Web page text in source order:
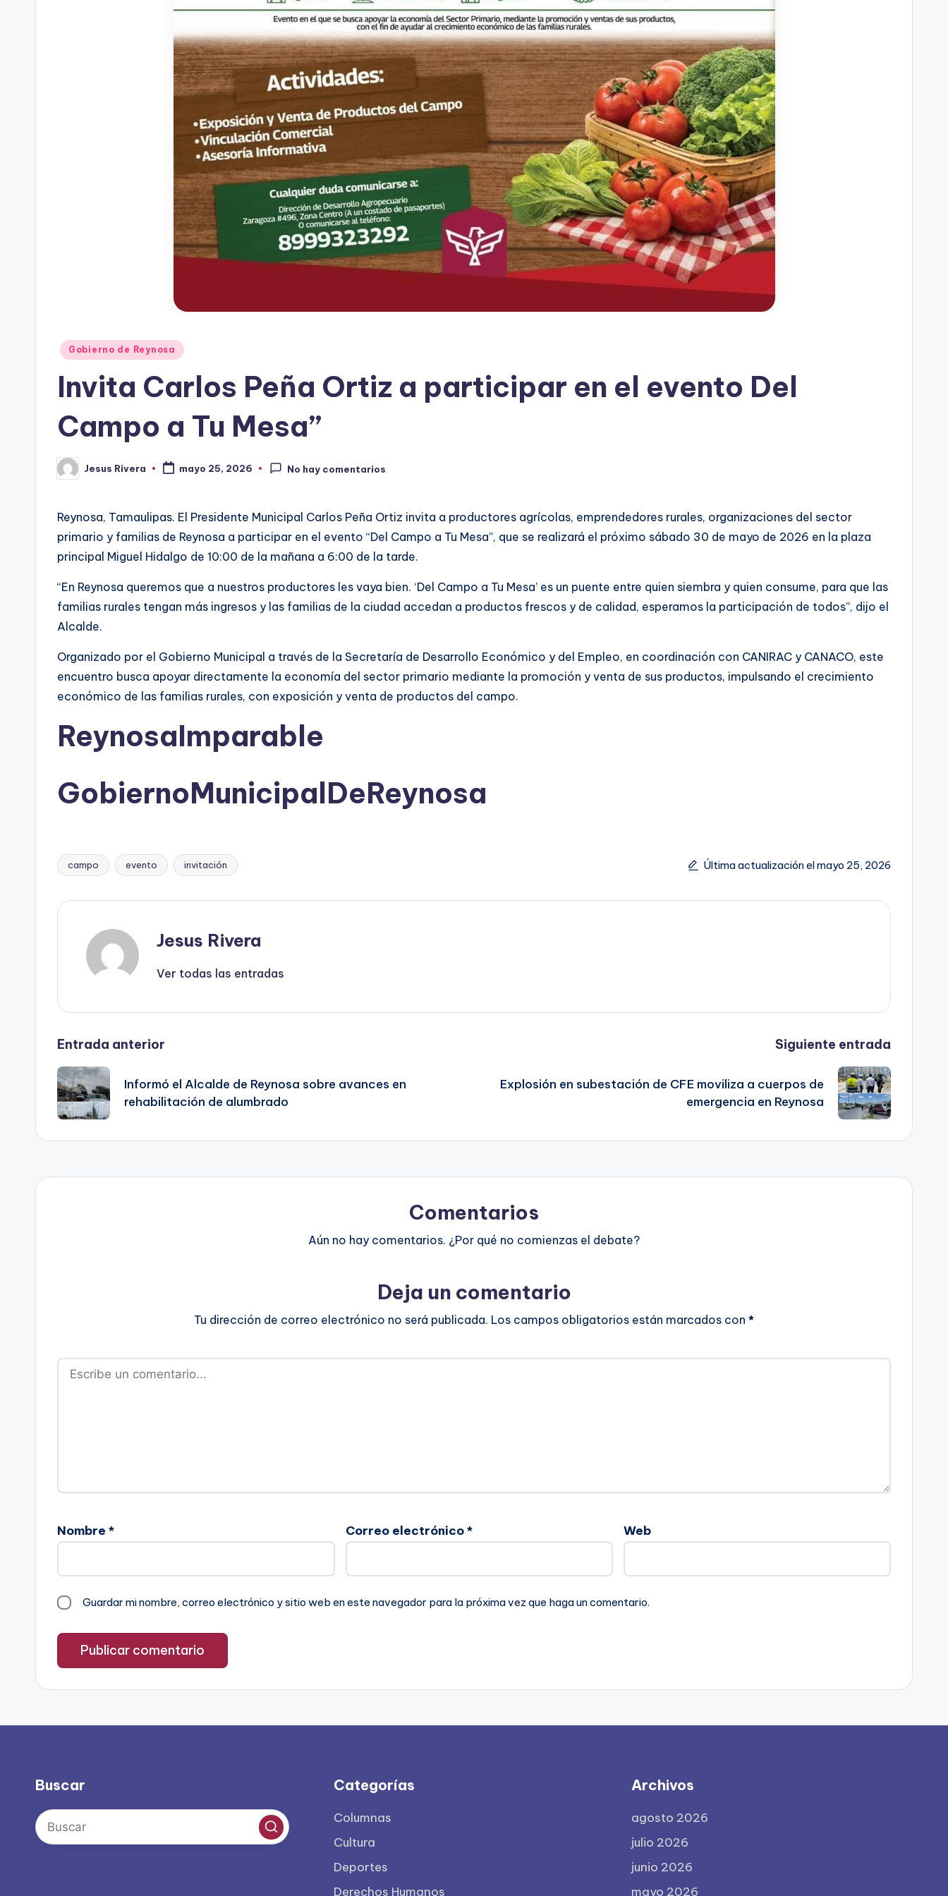
Publicado
Gobierno de Reynosa
Invita Carlos Peña Ortiz a participar en el evento Del
Campo a Tu Mesa”
Publicado
por
Jesus Rivera mayo 25, 2026 No hay comentarios
Reynosa, Tamaulipas. El Presidente Municipal Carlos Peña Ortiz invita a productores agrícolas, emprendedores rurales, organizaciones del sector
primario y familias de Reynosa a participar en el evento “Del Campo a Tu Mesa”, que se realizará el próximo sábado 30 de mayo de 2026 en la plaza
principal Miguel Hidalgo de 10:00 de la mañana a 6:00 de la tarde.
“En Reynosa queremos que a nuestros productores les vaya bien. ‘Del Campo a Tu Mesa’ es un puente entre quien siembra y quien consume, para que las
familias rurales tengan más ingresos y las familias de la ciudad accedan a productos frescos y de calidad, esperamos la participación de todos”, dijo el
Alcalde.
Organizado por el Gobierno Municipal a través de la Secretaría de Desarrollo Económico y del Empleo, en coordinación con CANIRAC y CANACO, este
encuentro busca apoyar directamente la economía del sector primario mediante la promoción y venta de sus productos, impulsando el crecimiento
económico de las familias rurales, con exposición y venta de productos del campo.
ReynosaImparable
GobiernoMunicipalDeReynosa
Etiquetas:
campo evento invitación Última actualización el mayo 25, 2026
Jesus Rivera
Ver todas las entradas
Navegación
de
entradas
Entrada anterior
Informó el Alcalde de Reynosa sobre avances en
rehabilitación de alumbrado
Siguiente entrada
Explosión en subestación de CFE moviliza a cuerpos de
emergencia en Reynosa
Comentarios
Aún no hay comentarios. ¿Por qué no comienzas el debate?
Deja un comentario
Tu dirección de correo electrónico no será publicada. Los campos obligatorios están marcados con *
Nombre * Correo electrónico* Web
Guardar mi nombre, correo electrónico y sitio web en este navegador para la próxima vez que haga un comentario.
Buscar Categorías
Columnas
Cultura
Deportes
Derechos Humanos
Archivos
agosto 2026
julio 2026
junio 2026
mayo 2026